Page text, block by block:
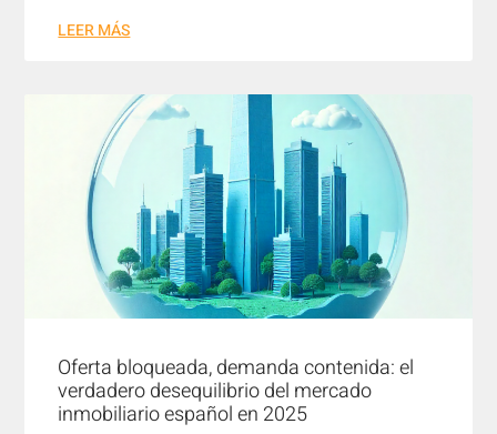
LEER MÁS
Oferta bloqueada, demanda contenida: el
verdadero desequilibrio del mercado
inmobiliario español en 2025